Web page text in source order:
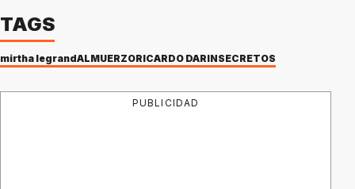
TAGS
mirtha legrandALMUERZORICARDO DARINSECRETOS
PUBLICIDAD